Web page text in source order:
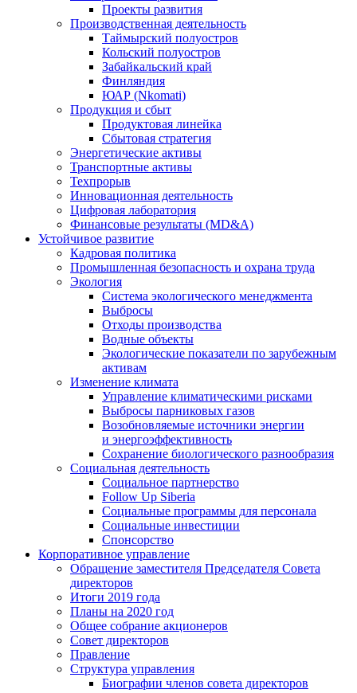
Проекты развития
Производственная деятельность
Таймырский полуостров
Кольский полуостров
Забайкальский край
Финляндия
ЮАР (Nkomati)
Продукция и сбыт
Продуктовая линейка
Сбытовая стратегия
Энергетические активы
Транспортные активы
Техпрорыв
Инновационная деятельность
Цифровая лаборатория
Финансовые результаты (MD&A)
Устойчивое развитие
Кадровая политика
Промышленная безопасность и охрана труда
Экология
Система экологического менеджмента
Выбросы
Отходы производства
Водные объекты
Экологические показатели по зарубежным
активам
Изменение климата
Управление климатическими рисками
Выбросы парниковых газов
Возобновляемые источники энергии
и энергоэффективность
Сохранение биологического разнообразия
Социальная деятельность
Социальное партнерство
Follow Up Siberia
Социальные программы для персонала
Социальные инвестиции
Спонсорство
Корпоративное управление
Обращение заместителя Председателя Совета
директоров
Итоги 2019 года
Планы на 2020 год
Общее собрание акционеров
Совет директоров
Правление
Структура управления
Биографии членов совета директоров